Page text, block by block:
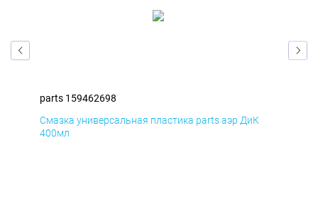
parts 159462698
Смазка универсальная пластика parts аэр ДиК
400мл